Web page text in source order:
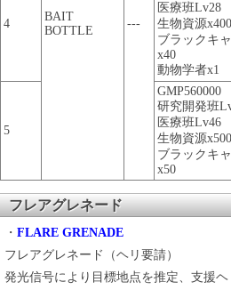
BAIT
BOTTLE
---
4
医療班Lv28
生物資源x400
ブラックキ
x40
動物学者x1
5
GMP560000
研究開発班
医療班Lv46
生物資源x500
ブラックキ
x50
フレアグレネード
・ FLARE GRENADE
フレアグレネード（ヘリ要請）
発光信号により目標地点を推定、支援ヘ